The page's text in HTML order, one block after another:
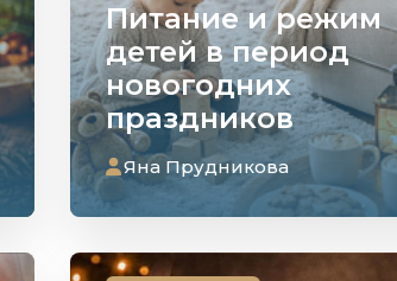
Питание и режим
детей в период
новогодних
праздников
Яна Прудникова